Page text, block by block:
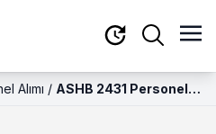
Alımı / ASHB 2431 Personel